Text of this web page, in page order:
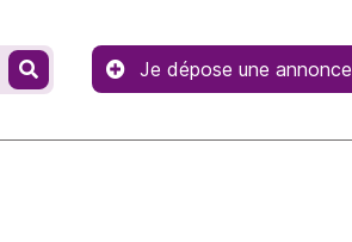
Je dépose une annonce